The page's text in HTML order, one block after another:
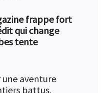
frappe fort
qui change
tente
une aventure
battus,